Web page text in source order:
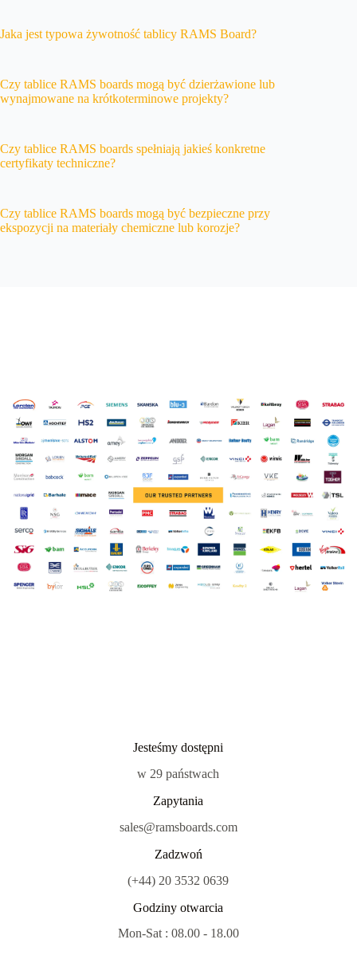
Jaka jest typowa żywotność tablicy RAMS Board?
Czy tablice RAMS boards mogą być dzierżawione lub
wynajmowane na krótkoterminowe projekty?
Czy tablice RAMS boards spełniają jakieś konkretne
certyfikaty techniczne?
Czy tablice RAMS boards mogą być bezpieczne przy
ekspozycji na materiały chemiczne lub korozje?
Jesteśmy dostępni
w 29 państwach
Zapytania
sales@ramsboards.com
Zadzwoń
(+44) 20 3532 0639
Godziny otwarcia
Mon-Sat : 08.00 - 18.00